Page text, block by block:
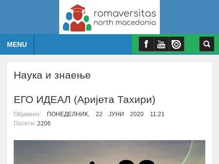
MENU
Наука и знаење
ЕГО ИДЕАЛ (Аријета Тахири)
Објавено: ПОНЕДЕЛНИК, 22 ЈУНИ 2020 11:21
Посети: 2206